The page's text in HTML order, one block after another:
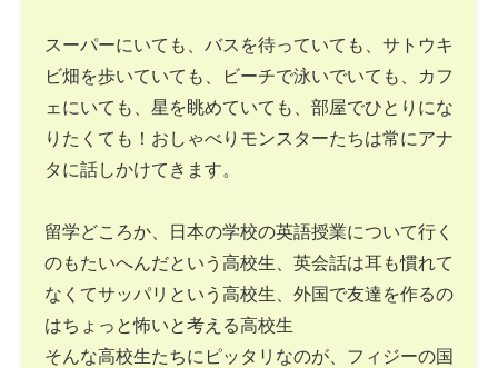
スーパーにいても、バスを待っていても、サトウキ
ビ畑を歩いていても、ビーチで泳いでいても、カフ
ェにいても、星を眺めていても、部屋でひとりにな
りたくても！おしゃべりモンスターたちは常にアナ
タに話しかけてきます。
留学どころか、日本の学校の英語授業について行く
のもたいへんだという高校生、英会話は耳も慣れて
なくてサッパリという高校生、外国で友達を作るの
はちょっと怖いと考える高校生
そんな高校生たちにピッタリなのが、フィジーの国